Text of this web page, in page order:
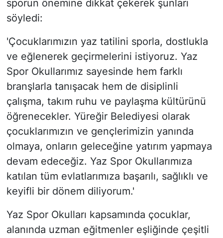
sporun önemine dikkat çekerek şunları
söyledi:
'Çocuklarımızın yaz tatilini sporla, dostlukla
ve eğlenerek geçirmelerini istiyoruz. Yaz
Spor Okullarımız sayesinde hem farklı
branşlarla tanışacak hem de disiplinli
çalışma, takım ruhu ve paylaşma kültürünü
öğrenecekler. Yüreğir Belediyesi olarak
çocuklarımızın ve gençlerimizin yanında
olmaya, onların geleceğine yatırım yapmaya
devam edeceğiz. Yaz Spor Okullarımıza
katılan tüm evlatlarımıza başarılı, sağlıklı ve
keyifli bir dönem diliyorum.'
Yaz Spor Okulları kapsamında çocuklar,
alanında uzman eğitmenler eşliğinde çeşitli